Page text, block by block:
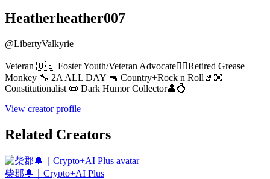
Heatherheather007
@LibertyValkyrie
Veteran 🇺🇸 Foster Youth/Veteran Advocate✊🏼Retired Grease
Monkey 🔧 2A ALL DAY 🔫 Country+Rock n Roll🤘🏼
Constitutionalist 📜 Dark Humor Collector👤💍
View creator profile
Related Creators
柴郡🔔｜Crypto+AI Plus